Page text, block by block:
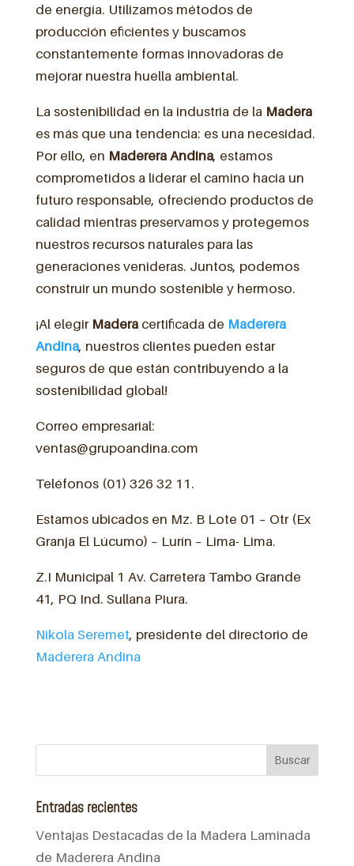
de energía. Utilizamos métodos de
producción eficientes y buscamos
constantemente formas innovadoras de
mejorar nuestra huella ambiental.
La sostenibilidad en la industria de la Madera
es más que una tendencia: es una necesidad.
Por ello, en Maderera Andina, estamos
comprometidos a liderar el camino hacia un
futuro responsable, ofreciendo productos de
calidad mientras preservamos y protegemos
nuestros recursos naturales para las
generaciones venideras. Juntos, podemos
construir un mundo sostenible y hermoso.
¡Al elegir Maderacertificada de Maderera
Andina, nuestros clientes pueden estar
seguros de que están contribuyendo a la
sostenibilidad global!
Correo empresarial:
ventas@grupoandina.com
Teléfonos (01) 326 32 11.
Estamos ubicados en Mz. B Lote 01 – Otr (Ex
Granja El Lúcumo) – Lurín – Lima- Lima.
Z.I Municipal 1 Av. Carretera Tambo Grande
41, PQ Ind. Sullana Piura.
Nikola Seremet, presidente del directorio de
Maderera Andina
Entradas recientes
Ventajas Destacadas de la Madera Laminada
de Maderera Andina